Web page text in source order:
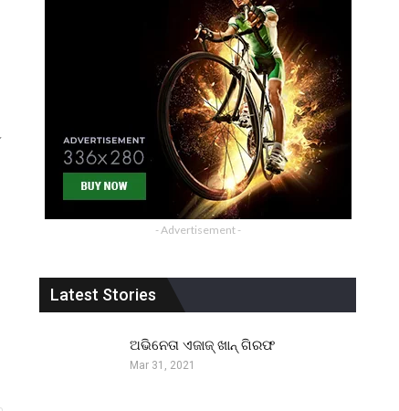
- Advertisement -
Latest Stories
ଅଭିନେତା ଏଜାଜ୍ ଖାନ୍ ଗିରଫ
Mar 31, 2021